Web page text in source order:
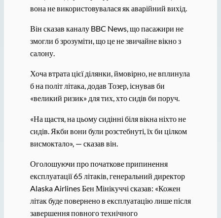
вона не використовувалася як аварійний вихід.
Він сказав каналу BBC News, що пасажири не
змогли б зрозуміти, що це не звичайне вікно з
салону.
Хоча втрата цієї ділянки, ймовірно, не вплинула
б на політ літака, додав Тозер, існував би
«великий ризик» для тих, хто сидів би поруч.
«На щастя, на цьому сидінні біля вікна ніхто не
сидів. Якби вони були розстебнуті, їх би цілком
висмоктало», — сказав він.
Оголошуючи про початкове припинення
експлуатації 65 літаків, генеральний директор
Alaska Airlines Бен Мінікуччі сказав: «Кожен
літак буде повернено в експлуатацію лише після
завершення повного технічного